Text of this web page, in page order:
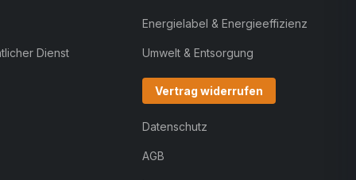
Dienst
Energielabel & Energieeffizienz
Umwelt & Entsorgung
Vertrag widerrufen
Datenschutz
AGB